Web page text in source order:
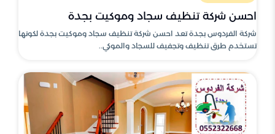
احسن شركة تنظيف سجاد وموكيت بجدة
شركة الفردوس بجدة تعد احسن شركة تنظيف سجاد وموكيت بجدة لكونها
تستخدم طرق تنظيف وتجفيف للسجاد والموكي..